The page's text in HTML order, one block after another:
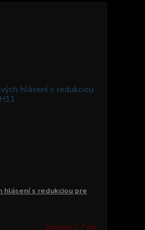
hlásení s redukciou pre
Zvyčajne 2-7 dni.